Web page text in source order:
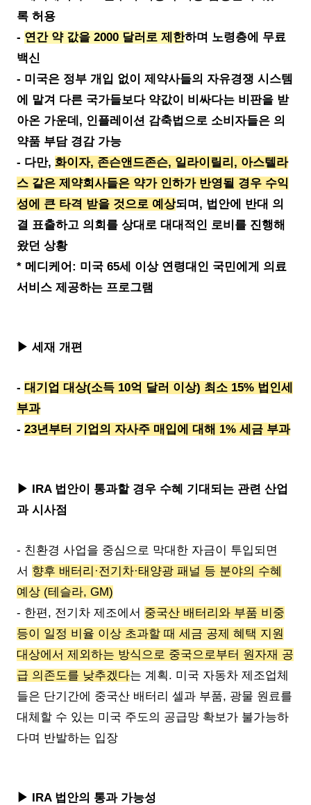
록 허용
- 연간 약 값을 2000 달러로 제한하며 노령층에 무료
백신
- 미국은 정부 개입 없이 제약사들의 자유경쟁 시스템
에 맡겨 다른 국가들보다 약값이 비싸다는 비판을 받
아온 가운데, 인플레이션 감축법으로 소비자들은 의
약품 부담 경감 가능
- 다만, 화이자, 존슨앤드존슨, 일라이릴리, 아스텔라
스 같은 제약회사들은 약가 인하가 반영될 경우 수익
성에 큰 타격 받을 것으로 예상되며, 법안에 반대 의
결 표출하고 의회를 상대로 대대적인 로비를 진행해
왔던 상황
* 메디케어: 미국 65세 이상 연령대인 국민에게 의료
서비스 제공하는 프로그램
▶ 세재 개편
- 대기업 대상(소득 10억 달러 이상) 최소 15% 법인세
부과
- 23년부터 기업의 자사주 매입에 대해 1% 세금 부과
▶ IRA 법안이 통과할 경우 수혜 기대되는 관련 산업
과 시사점
- 친환경 사업을 중심으로 막대한 자금이 투입되면
서 향후 배터리·전기차·태양광 패널 등 분야의 수혜
예상 (테슬라, GM)
- 한편, 전기차 제조에서 중국산 배터리와 부품 비중
등이 일정 비율 이상 초과할 때 세금 공제 혜택 지원
대상에서 제외하는 방식으로 중국으로부터 원자재 공
급 의존도를 낮추겠다는 계획. 미국 자동차 제조업체
들은 단기간에 중국산 배터리 셀과 부품, 광물 원료를
대체할 수 있는 미국 주도의 공급망 확보가 불가능하
다며 반발하는 입장
▶ IRA 법안의 통과 가능성